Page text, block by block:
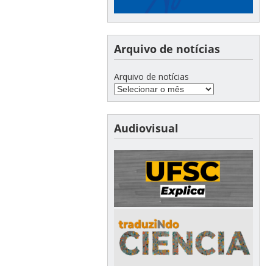
Arquivo de notícias
Arquivo de notícias
Audiovisual